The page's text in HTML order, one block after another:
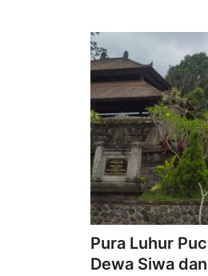
Pura Luhur
Dewa Siwa